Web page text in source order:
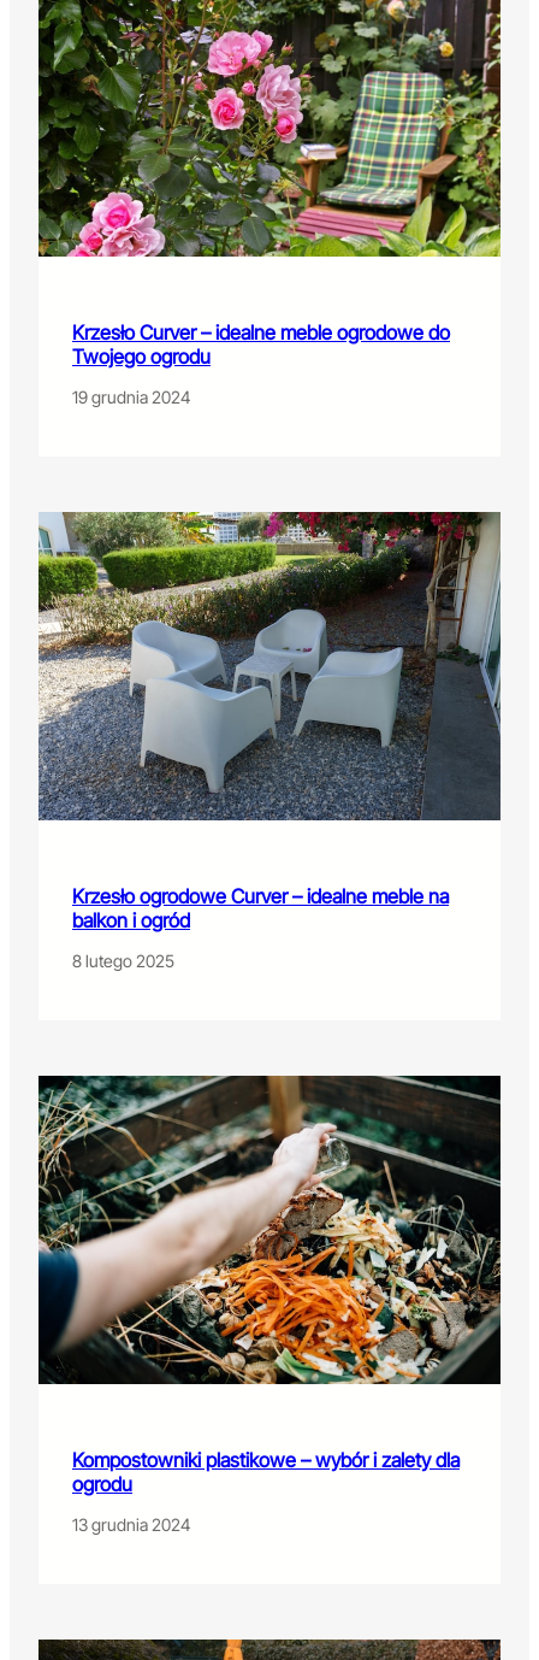
Krzesło Curver – idealne meble ogrodowe do
Twojego ogrodu
19 grudnia 2024
Krzesło ogrodowe Curver – idealne meble na
balkon i ogród
8 lutego 2025
Kompostowniki plastikowe – wybór i zalety dla
ogrodu
13 grudnia 2024